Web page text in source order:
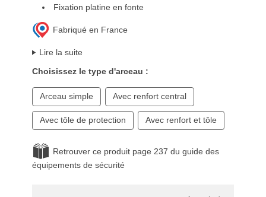
Fixation platine en fonte
Fabriqué en France
Lire la suite
Choisissez le type d'arceau :
Arceau simple Avec renfort central
Avec tôle de protection Avec renfort et tôle
Retrouver ce produit page 237 du guide des
équipements de sécurité